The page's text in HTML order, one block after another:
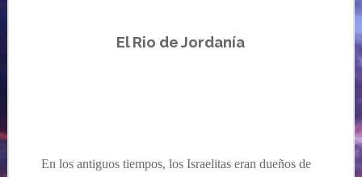
El Rio de Jordanía
En los antiguos tiempos, los Israelitas eran dueños de